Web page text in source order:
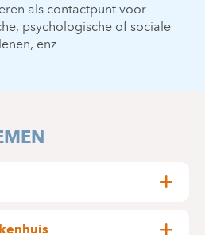
als contactpunt voor
psychologische of sociale
enz.